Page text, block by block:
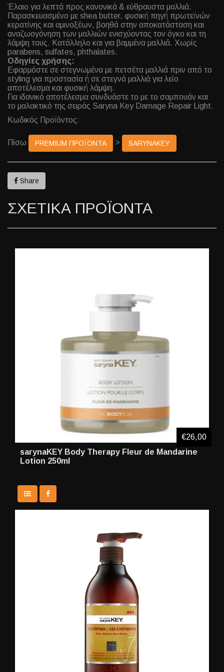
Έλαιο για λεπτά προς κανονικά & εύθραυστα μαλλιά.
Παρασκευασμένο με shea butter, φυσική πηγή πρωτεϊνών
κερατίνης και αμινοξέων, βοηθά στην αποκατάσταση και
αναζωογόνηση των μαλλιών ενισχύοντας τον όγκο και τη
λάμψη τους. Κατάλληλο και για βαμμένα μαλλιά. Χωρίς
parabens, sulfates, phthalates.
Οδηγίες χρήσης:
Εφαρμόστε σε στεγνωμένα με πετσέτα μαλλιά πριν από το
styling για προστασία ή σε στεγνά μαλλιά για λείο
αποτέλεσμα και φυσική λάμψη.
Για ιδανικό αποτέλεσμα συνδυάστε το με το σαμπουάν και
το μαλακτικό της σειράς Saryna Key Damage Repair Light.
Κωδικός Προϊόντος:
Πίσω PREMIUM ΠΡΟΪΟΝΤΑ > SARYNAKEY
Share
ΣΧΕΤΙΚΑ ΠΡΟΪΟΝΤΑ
sarynaKEY Body Therapy Fleur de Mandarine
Lotion 250ml
€26,00